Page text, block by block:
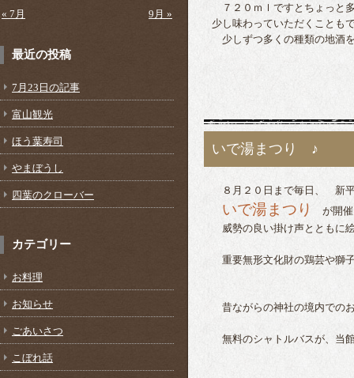
« 7月 9月 »
最近の投稿
7月23日の記事
富山観光
ほう葉寿司
やまぼうし
四葉のクローバー
カテゴリー
お料理
お知らせ
ごあいさつ
こぼれ話
７２０ｍｌですとちょっと
少し味わっていただくことも
少しずつ多くの種類の地酒
いで湯まつり ♪
８月２０日まで毎日、 新
いで湯まつり
が開催
威勢の良い掛け声とともに
重要無形文化財の鶏芸や獅
昔ながらの神社の境内での
無料のシャトルバスが、当